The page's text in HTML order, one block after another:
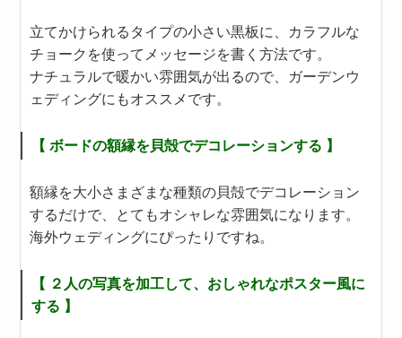
立てかけられるタイプの小さい黒板に、カラフルな
チョークを使ってメッセージを書く方法です。
ナチュラルで暖かい雰囲気が出るので、ガーデンウ
ェディングにもオススメです。
【 ボードの額縁を貝殻でデコレーションする 】
額縁を大小さまざまな種類の貝殻でデコレーション
するだけで、とてもオシャレな雰囲気になります。
海外ウェディングにぴったりですね。
【 ２人の写真を加工して、おしゃれなポスター風に
する 】